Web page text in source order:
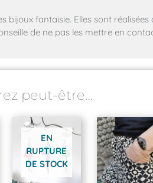
bijoux fantaisie. Elles sont
de ne pas les mettre en
peut-être…
EN
RUPTURE
DE STOCK